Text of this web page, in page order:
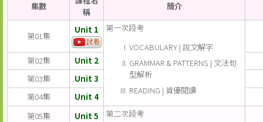
集數
稱
簡介
第01集
Unit 1
第一次段考
VOCABULARY | 說文解字
GRAMMAR & PATTERNS | 文法句
型解析
READING | 資優閱讀
第02集
Unit 2
第03集
Unit 3
第04集
Unit 4
第05集
Unit 5
第二次段考